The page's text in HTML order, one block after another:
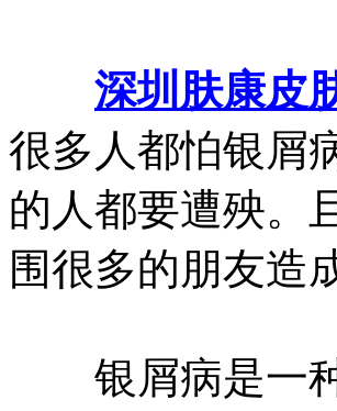
深圳肤康皮
很多人都怕银屑
的人都要遭殃。
围很多的朋友造
银屑病是一种